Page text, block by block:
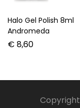
Halo Gel Polish 8ml
Andromeda
€ 8,60